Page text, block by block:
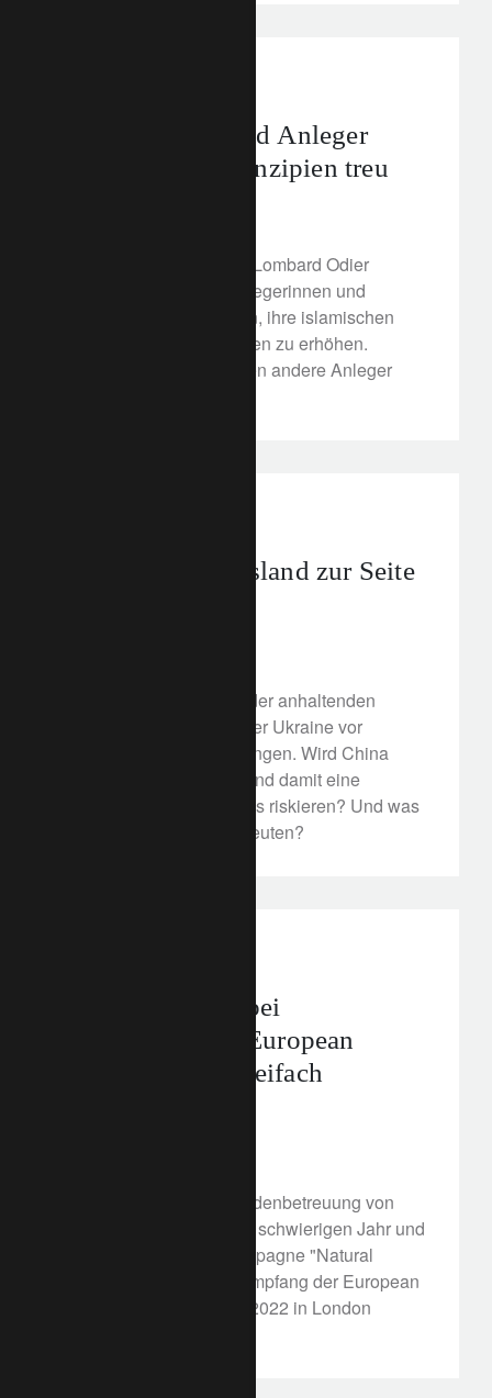
Anlegerinnen und Anleger
bleiben ihren Prinzipien treu
Laut einer Umfrage von Lombard Odier
planen vermögende Anlegerinnen und
Anleger im Nahen Osten, ihre islamischen
und nachhaltigen Anlagen zu erhöhen.
Warum? Und was können andere Anleger
Wird China Russland zur Seite
China steht angesichts der anhaltenden
Invasion Russlands in der Ukraine vor
schwierigen Entscheidungen. Wird China
Russland unterstützen und damit eine
Provokation des Westens riskieren? Und was
wird das für Taiwan bedeuten?
Lombard Odier bei
WealthBriefing European
Awards 2022 zweifach
Die herausragende Kundenbetreuung von
Lombard Odier in einem schwierigen Jahr und
die starke Marketingkampagne "Natural
Capital" wurden beim Empfang der European
WealthBriefing Awards 2022 in London